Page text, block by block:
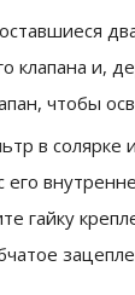
клапана и,
чтобы
в солярке
его
гайку